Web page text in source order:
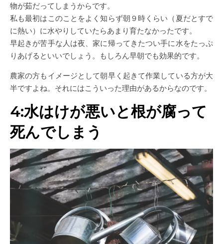
物が茹だってしまうからです。
私も最初はこのことをよく知らず朝９時くらい（夏だとすで
に熱い）に水やりしていたらあまり育たなかったです。
早起きが苦手な人は夜、家に帰ってきたつい手に水をたっぷ
りあげるといいでしょう。もしろん早朝でも効果的です。
農家の方もイメージとして朝早く起きて作業している方が大
半ですよね。それにはこういった理由があるからなのです。
4:水はけが悪いと根が腐って
死んでしまう